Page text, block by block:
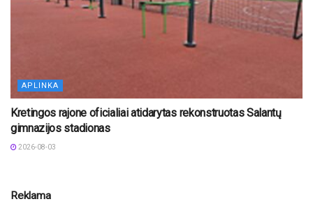
APLINKA
Kretingos rajone oficialiai atidarytas rekonstruotas Salantų
gimnazijos stadionas
2026-08-03
Reklama